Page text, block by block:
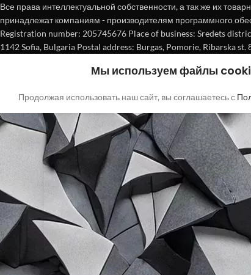
Все права интеллектуальной собственности, а так же их
принадлежат компаниям - производителям программного
Registration number: 205745676 Place of business: Sredets
1142 Sofia, Bulgaria Postal address: Burgas, Pomorie, Ribarska
Мы используем файлы
Продолжая использовать наш сайт, вы соглашаетесь с